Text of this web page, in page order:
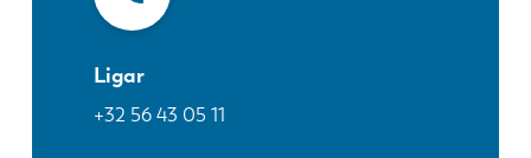
Ligar
+32 56 43 05 11